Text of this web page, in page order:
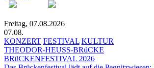
Freitag, 07.08.2026
07.08.
KONZERT FESTIVAL KULTUR
THEODOR-HEUSS-BRüCKE
BRüCKENFESTIVAL 2026